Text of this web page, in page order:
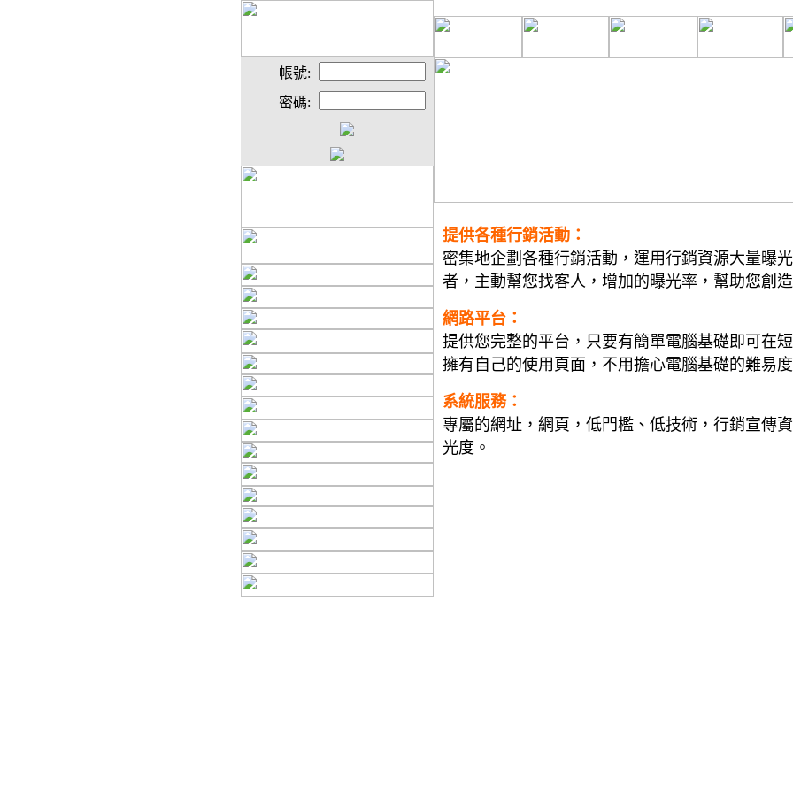
帳號:
密碼:
提供各種行銷活動：
密集地企劃各種行銷活動，運用行銷資源大量曝
者，主動幫您找客人，增加的曝光率，幫助您創造
網路平台：
提供您完整的平台，只要有簡單電腦基礎即可在
擁有自己的使用頁面，不用擔心電腦基礎的難易度
系統服務：
專屬的網址，網頁，低門檻、低技術，行銷宣傳
光度。